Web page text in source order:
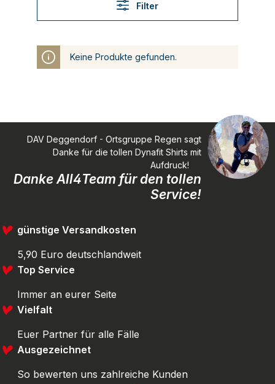
Filter
Keine Produkte gefunden.
DAV Deggendorf - Ortsgruppe Regen sagt
Danke für die tollen Dynafit Shirts mit
Aufdruck!
Danke All4Team für den tollen
Service!
günstige Versandkosten
5,90 Euro deutschlandweit
Top Service
Immer an eurer Seite
Vielfalt
Euer Partner für alle Fälle
Ausgezeichnet
So bewerten uns zahlreiche Kunden